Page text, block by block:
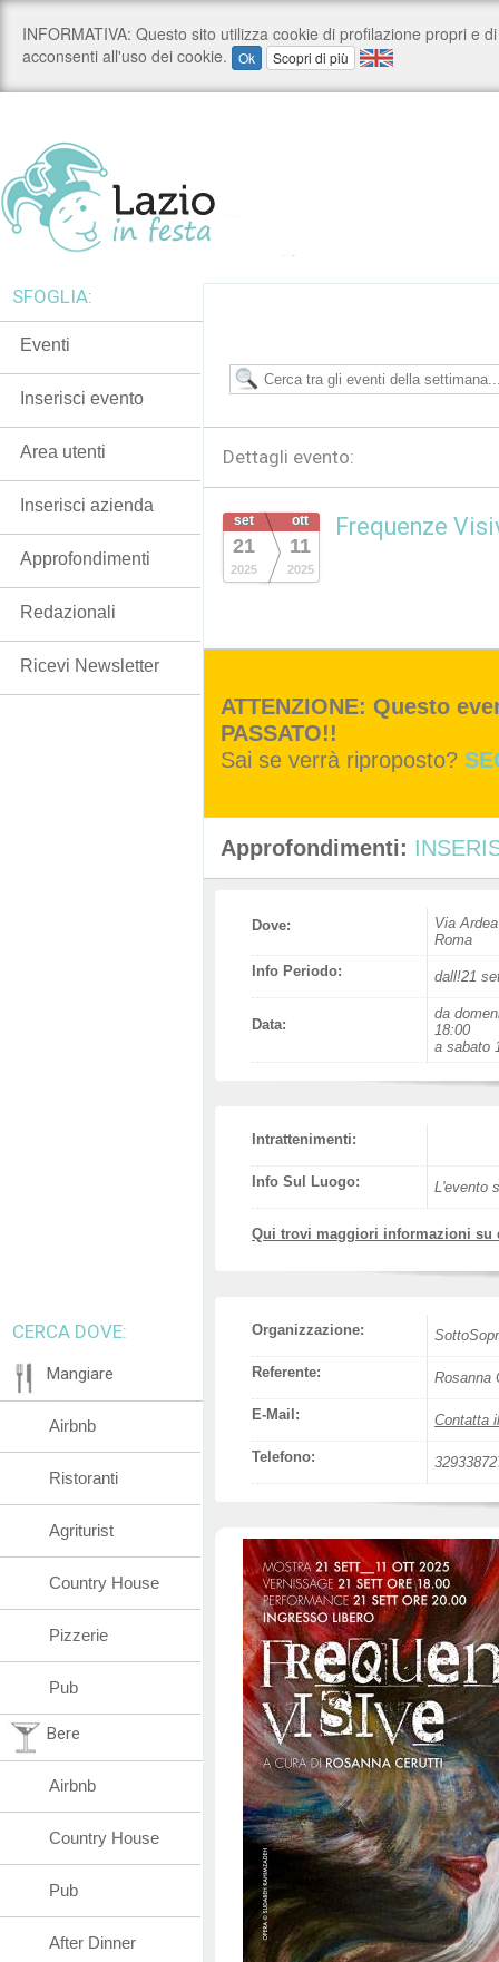
Dettagli evento:
set
21
2025
ott
11
2025
Frequenze
ATTENZIONE: Questo
PASSATO!!
Sai se verrà riproposto?
Approfondimenti:
Dove:
Via
Roma
Info Periodo:
dall!21
Data:
da
18:00
a sabato
Intrattenimenti:
Info Sul Luogo: L'evento
Qui trovi maggiori informazioni su
Organizzazione:
Referente: Rosanna
E-Mail: Contatta
Telefono:
SFOGLIA:
Eventi
Inserisci evento
Area utenti
Inserisci azienda
Approfondimenti
Redazionali
Ricevi Newsletter
CERCA DOVE:
Mangiare
Airbnb
Ristoranti
Agriturist
Country House
Pizzerie
Pub
Bere
Airbnb
Country House
Pub
After Dinner